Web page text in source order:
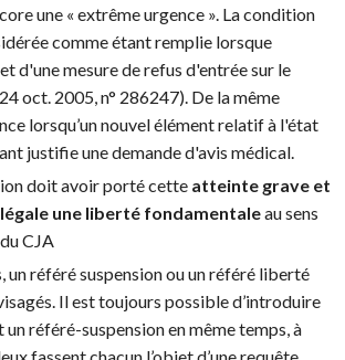
une « extrême urgence ». La condition
comme étant remplie lorsque
d'une mesure de refus d'entrée sur le
oct. 2005, n° 286247). De la même
lorsqu’un nouvel élément relatif à l'état
justifie une demande d'avis médical.
doit avoir porté cette atteinte grave et
une liberté fondamentaleau sens
CJA
un référé suspension ou un référé liberté
Il est toujours possible d’introduire
référé-suspension en même temps, à